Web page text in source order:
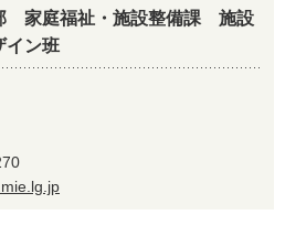
家庭福祉・施設整備課 施設
イン班